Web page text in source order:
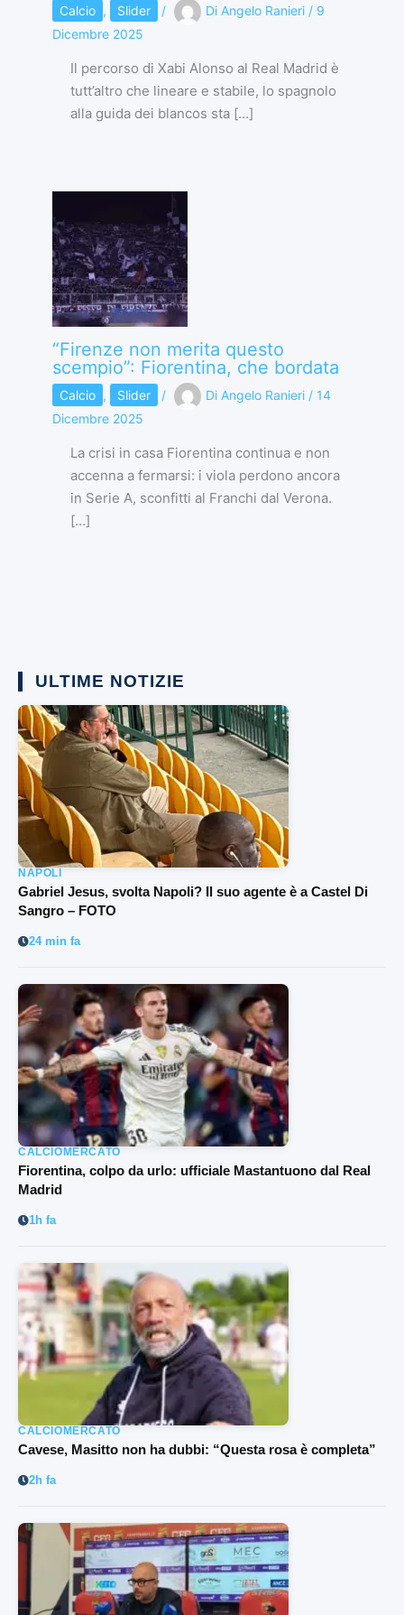
Calcio , Slider / Di Angelo Ranieri / 9
Dicembre 2025
Il percorso di Xabi Alonso al Real Madrid è
tutt’altro che lineare e stabile, lo spagnolo
alla guida dei blancos sta […]
“Firenze non merita questo
scempio”: Fiorentina, che bordata
Calcio , Slider / Di Angelo Ranieri / 14
Dicembre 2025
La crisi in casa Fiorentina continua e non
accenna a fermarsi: i viola perdono ancora
in Serie A, sconfitti al Franchi dal Verona.
[…]
ULTIME NOTIZIE
NAPOLI
Gabriel Jesus, svolta Napoli? Il suo agente è a Castel Di
Sangro – FOTO
24 min fa
CALCIOMERCATO
Fiorentina, colpo da urlo: ufficiale Mastantuono dal Real
Madrid
1h fa
CALCIOMERCATO
Cavese, Masitto non ha dubbi: “Questa rosa è completa”
2h fa